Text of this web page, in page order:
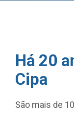
Há 20
Cipa
São mais de